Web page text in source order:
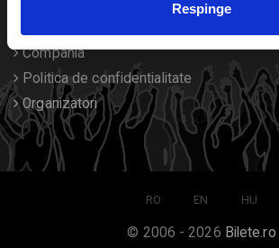
Respinge
Compania
Politica de confidentialitate
Organizatori
RO EN HU
© 2006 - 2026 Bilete.ro